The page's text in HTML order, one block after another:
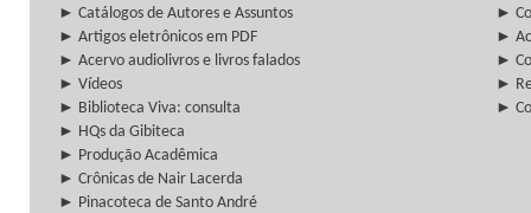
► Catálogos de Autores e Assuntos
►
► Artigos eletrônicos em PDF
►
► Acervo audiolivros e livros falados
►
► Vídeos
►
► Biblioteca Viva: consulta
►
► HQs da Gibiteca
► Produção Acadêmica
► Crônicas de Nair Lacerda
► Pinacoteca de Santo André